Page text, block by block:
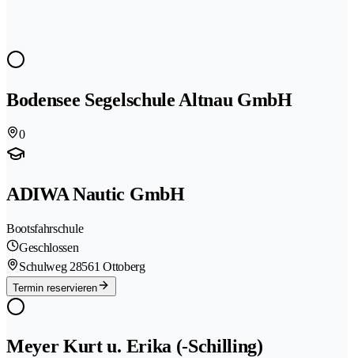
Bodensee Segelschule Altnau GmbH
0
ADIWA Nautic GmbH
Bootsfahrschule
Geschlossen
Schulweg 28561 Ottoberg
Termin reservieren
Meyer Kurt u. Erika (-Schilling)